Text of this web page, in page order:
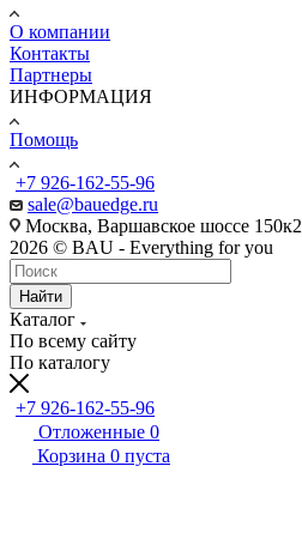
О компании
Контакты
Партнеры
ИНФОРМАЦИЯ
Помощь
+7 926-162-55-96
sale@bauedge.ru
Москва, Варшавское шоссе 150к2
2026 © BAU - Everything for you
Найти
Каталог
По всему сайту
По каталогу
+7 926-162-55-96
Отложенные 0
Корзина 0 пуста